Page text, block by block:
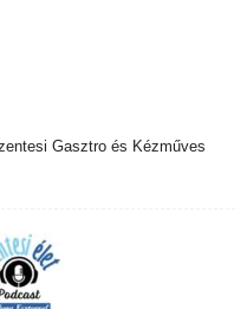
Gasztro és Kézműves